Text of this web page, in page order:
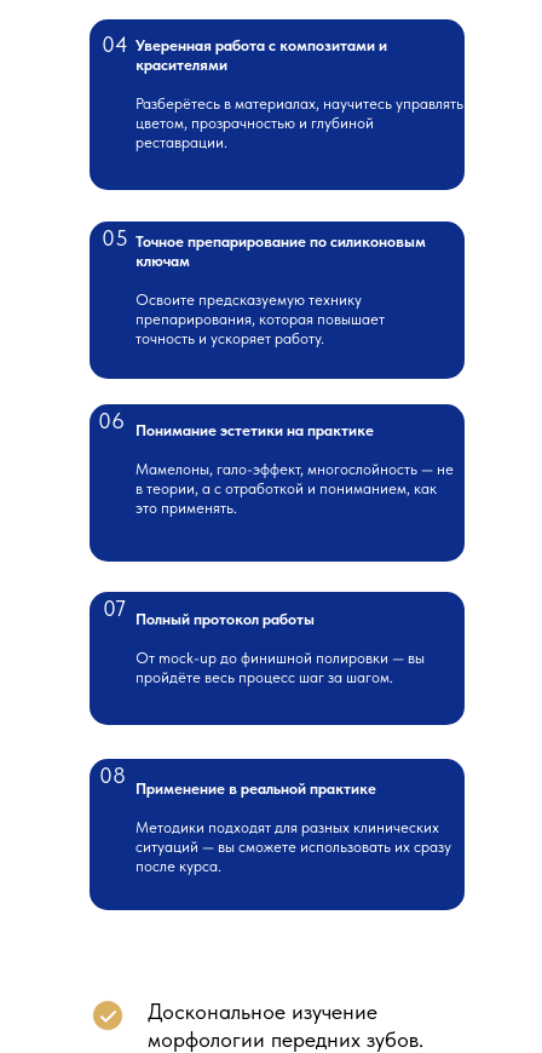
05 Точное препарирование по силиконовым
ключам
Освоите предсказуемую технику
препарирования, которая повышает
точность и ускоряет работу.
04 Уверенная работа с композитами и
красителями
Разберётесь в материалах, научитесь управлять
цветом, прозрачностью и глубиной
реставрации.
06 Понимание эстетики на практике
Мамелоны, гало-эффект, многослойность — не
в теории, а с отработкой и пониманием, как
это применять.
07 Полный протокол работы
От mock-up до финишной полировки — вы
пройдёте весь процесс шаг за шагом.
08
Применение в реальной практике
Методики подходят для разных клинических
ситуаций — вы сможете использовать их сразу
после курса.
Доскональное изучение
морфологии передних зубов.